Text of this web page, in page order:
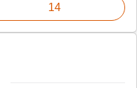
14